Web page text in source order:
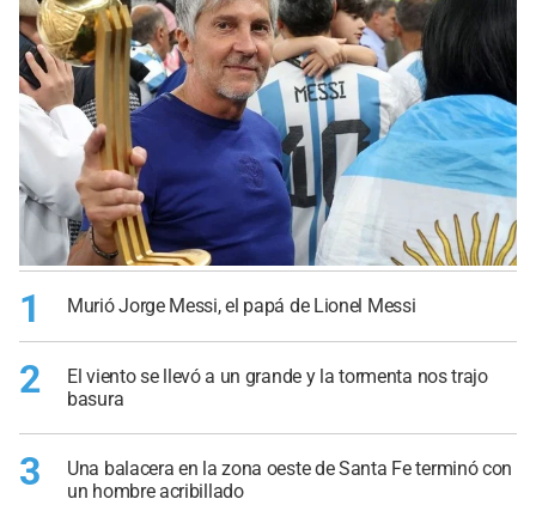
1 Murió Jorge Messi, el papá de Lionel Messi
2
El viento se llevó a un grande y la tormenta nos trajo
basura
3
Una balacera en la zona oeste de Santa Fe terminó con
un hombre acribillado